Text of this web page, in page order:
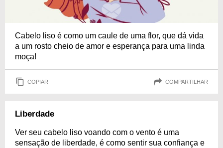
Cabelo liso é como um caule de uma flor, que dá vida
a um rosto cheio de amor e esperança para uma linda
moça!
COPIAR COMPARTILHAR
Liberdade
Ver seu cabelo liso voando com o vento é uma
sensação de liberdade, é como sentir sua confiança e